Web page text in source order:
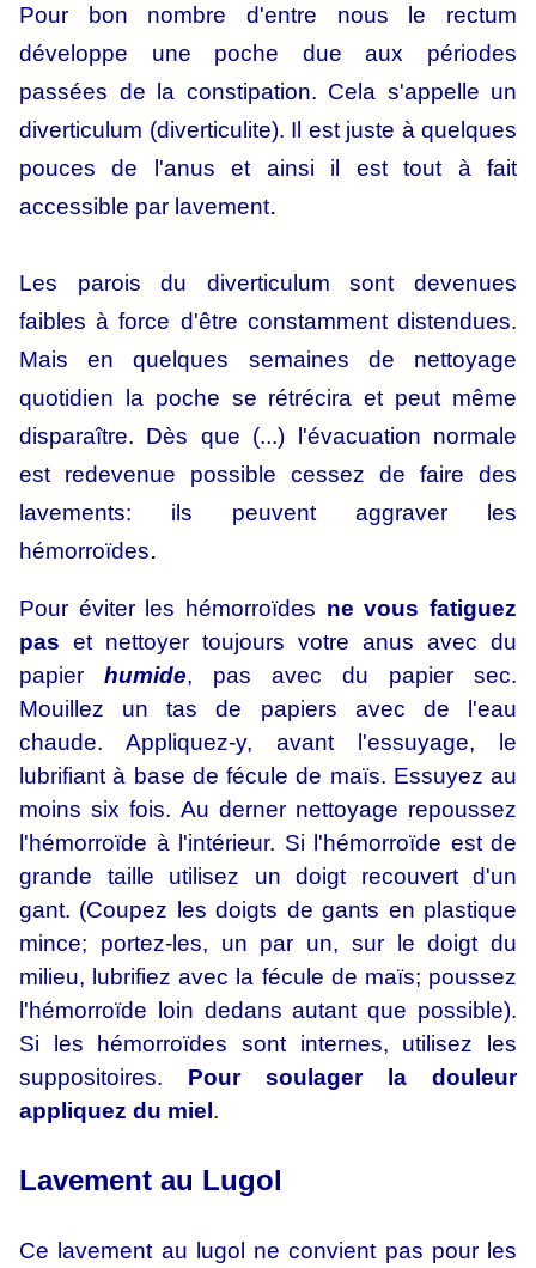
Pour bon nombre d'entre nous le rectum
développe une poche due aux périodes
passées de la constipation. Cela s'appelle un
diverticulum (diverticulite). Il est juste à quelques
pouces de l'anus et ainsi il est tout à fait
accessible par lavement.
Les parois du diverticulum sont devenues
faibles à force d'être constamment distendues.
Mais en quelques semaines de nettoyage
quotidien la poche se rétrécira et peut même
disparaître. Dès que (...) l'évacuation normale
est redevenue possible cessez de faire des
lavements: ils peuvent aggraver les
hémorroïdes.
Pour éviter les hémorroïdes ne vous fatiguez
pas et nettoyer toujours votre anus avec du
papier humide, pas avec du papier sec.
Mouillez un tas de papiers avec de l'eau
chaude. Appliquez-y, avant l'essuyage, le
lubrifiant à base de fécule de maïs. Essuyez au
moins six fois. Au derner nettoyage repoussez
l'hémorroïde à l'intérieur. Si l'hémorroïde est de
grande taille utilisez un doigt recouvert d'un
gant. (Coupez les doigts de gants en plastique
mince; portez-les, un par un, sur le doigt du
milieu, lubrifiez avec la fécule de maïs; poussez
l'hémorroïde loin dedans autant que possible).
Si les hémorroïdes sont internes, utilisez les
suppositoires. Pour soulager la douleur
appliquez du miel .
Lavement au Lugol
Ce lavement au lugol ne convient pas pour les